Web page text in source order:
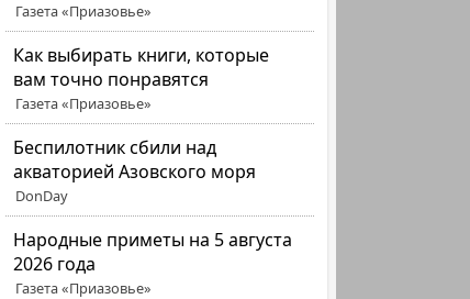
Газета «Приазовье»
Как выбирать книги, которые
вам точно понравятся
Газета «Приазовье»
Беспилотник сбили над
акваторией Азовского моря
DonDay
Народные приметы на 5 августа
2026 года
Газета «Приазовье»